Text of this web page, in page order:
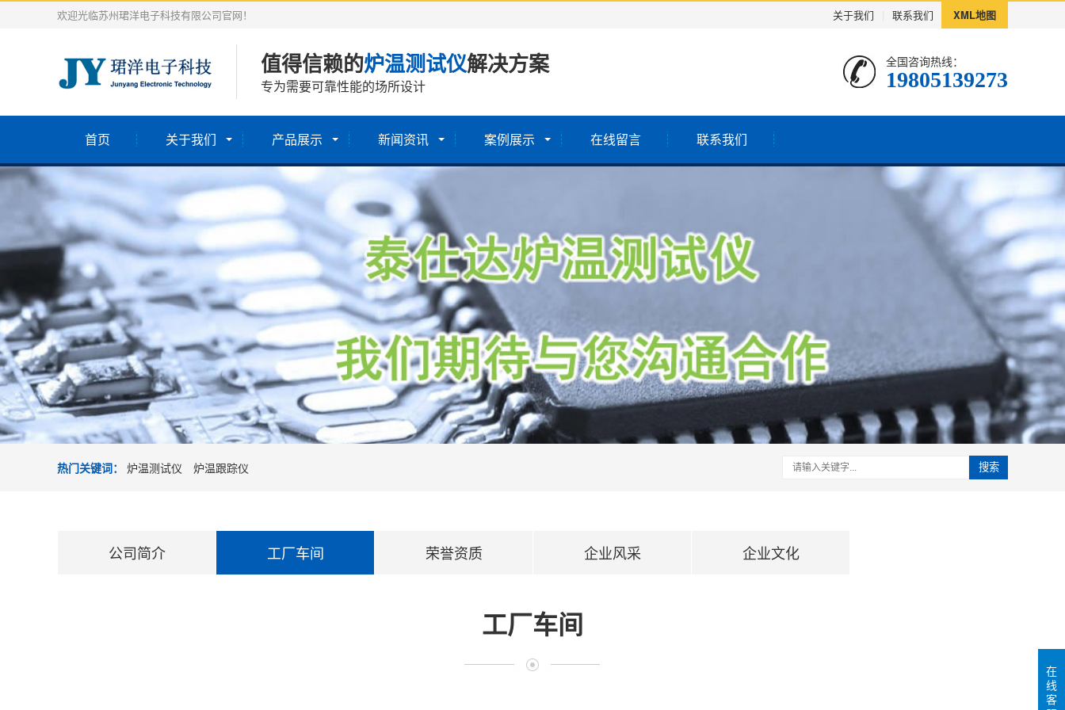
关于我们 联系我们 XML地图
欢迎光临苏州珺洋电子科技有限公司官网！
值得信赖的炉温测试仪解决方案
专为需要可靠性能的场所设计
全国咨询热线：
19805139273
首页 关于我们 产品展示 新闻资讯 案例展示 在线留言 联系我们
热门关键词： 炉温测试仪 炉温跟踪仪 搜索
公司简介 工厂车间 荣誉资质 企业风采 企业文化
工厂车间
在
线
客